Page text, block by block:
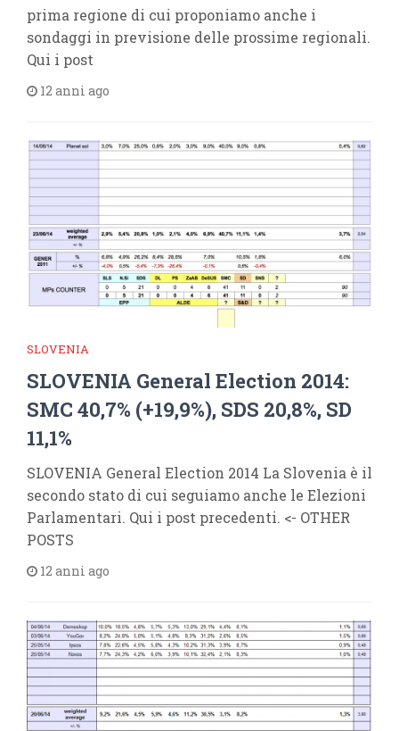
prima regione di cui proponiamo anche i
sondaggi in previsione delle prossime regionali.
Qui i post
12 anni ago
SLOVENIA
SLOVENIA General Election 2014:
SMC 40,7% (+19,9%), SDS 20,8%, SD
11,1%
SLOVENIA General Election 2014 La Slovenia è il
secondo stato di cui seguiamo anche le Elezioni
Parlamentari. Qui i post precedenti. <- OTHER
POSTS
12 anni ago